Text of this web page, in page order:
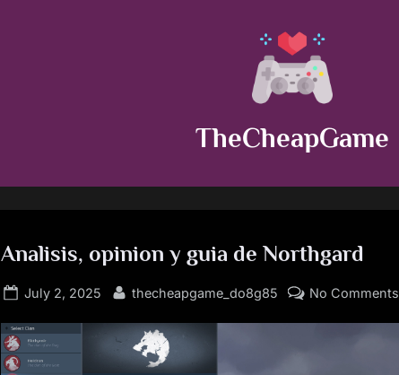
TheCheapGame
Analisis, opinion y guia de Northgard
Posted
July 2, 2025 By
thecheapgame_do8g85 No Comments